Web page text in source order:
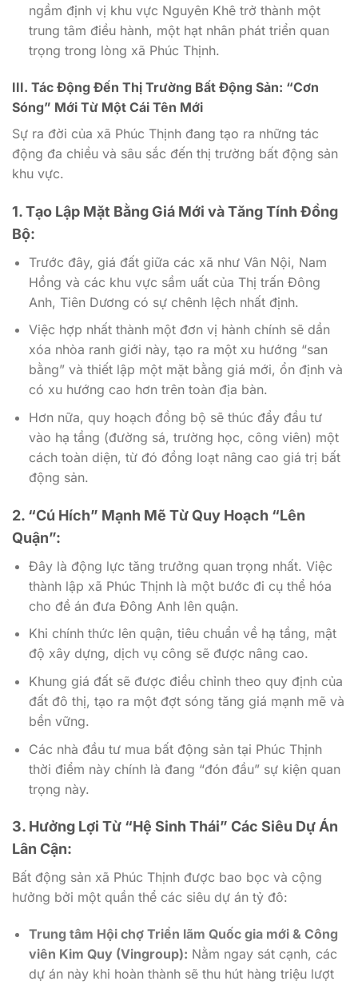
ngầm định vị khu vực Nguyên Khê trở thành một
trung tâm điều hành, một hạt nhân phát triển quan
trọng trong lòng xã Phúc Thịnh.
III. Tác Động Đến Thị Trường Bất Động Sản: “Cơn
Sóng” Mới Từ Một Cái Tên Mới
Sự ra đời của xã Phúc Thịnh đang tạo ra những tác
động đa chiều và sâu sắc đến thị trường bất động sản
khu vực.
1. Tạo Lập Mặt Bằng Giá Mới và Tăng Tính Đồng
Bộ:
Trước đây, giá đất giữa các xã như Vân Nội, Nam
Hồng và các khu vực sầm uất của Thị trấn Đông
Anh, Tiên Dương có sự chênh lệch nhất định.
Việc hợp nhất thành một đơn vị hành chính sẽ dần
xóa nhòa ranh giới này, tạo ra một xu hướng “san
bằng” và thiết lập một mặt bằng giá mới, ổn định và
có xu hướng cao hơn trên toàn địa bàn.
Hơn nữa, quy hoạch đồng bộ sẽ thúc đẩy đầu tư
vào hạ tầng (đường sá, trường học, công viên) một
cách toàn diện, từ đó đồng loạt nâng cao giá trị bất
động sản.
2. “Cú Hích” Mạnh Mẽ Từ Quy Hoạch “Lên
Quận”:
Đây là động lực tăng trưởng quan trọng nhất. Việc
thành lập xã Phúc Thịnh là một bước đi cụ thể hóa
cho đề án đưa Đông Anh lên quận.
Khi chính thức lên quận, tiêu chuẩn về hạ tầng, mật
độ xây dựng, dịch vụ công sẽ được nâng cao.
Khung giá đất sẽ được điều chỉnh theo quy định của
đất đô thị, tạo ra một đợt sóng tăng giá mạnh mẽ và
bền vững.
Các nhà đầu tư mua bất động sản tại Phúc Thịnh
thời điểm này chính là đang “đón đầu” sự kiện quan
trọng này.
3. Hưởng Lợi Từ “Hệ Sinh Thái” Các Siêu Dự Án
Lân Cận:
Bất động sản xã Phúc Thịnh được bao bọc và cộng
hưởng bởi một quần thể các siêu dự án tỷ đô:
Trung tâm Hội chợ Triển lãm Quốc gia mới & Công
viên Kim Quy (Vingroup): Nằm ngay sát cạnh, các
dự án này khi hoàn thành sẽ thu hút hàng triệu lượt